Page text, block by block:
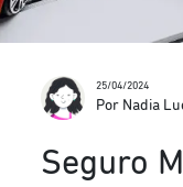
25/04/2024
Por Nadia
Seguro